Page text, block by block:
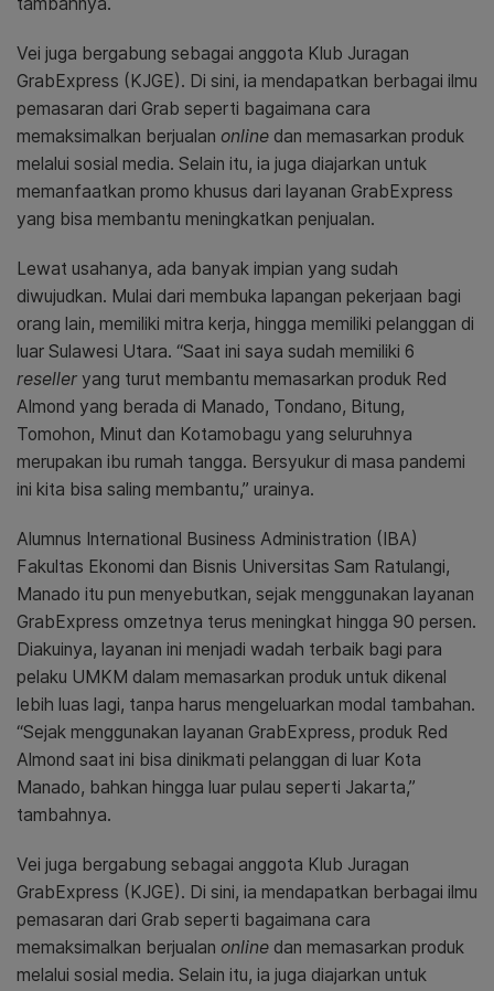
tambahnya.
Vei juga bergabung sebagai anggota Klub Juragan
GrabExpress (KJGE). Di sini, ia mendapatkan berbagai ilmu
pemasaran dari Grab seperti bagaimana cara
memaksimalkan berjualan online dan memasarkan produk
melalui sosial media. Selain itu, ia juga diajarkan untuk
memanfaatkan promo khusus dari layanan GrabExpress
yang bisa membantu meningkatkan penjualan.
Lewat usahanya, ada banyak impian yang sudah
diwujudkan. Mulai dari membuka lapangan pekerjaan bagi
orang lain, memiliki mitra kerja, hingga memiliki pelanggan di
luar Sulawesi Utara. “Saat ini saya sudah memiliki 6
reseller yang turut membantu memasarkan produk Red
Almond yang berada di Manado, Tondano, Bitung,
Tomohon, Minut dan Kotamobagu yang seluruhnya
merupakan ibu rumah tangga. Bersyukur di masa pandemi
ini kita bisa saling membantu,” urainya.
Alumnus International Business Administration (IBA)
Fakultas Ekonomi dan Bisnis Universitas Sam Ratulangi,
Manado itu pun menyebutkan, sejak menggunakan layanan
GrabExpress omzetnya terus meningkat hingga 90 persen.
Diakuinya, layanan ini menjadi wadah terbaik bagi para
pelaku UMKM dalam memasarkan produk untuk dikenal
lebih luas lagi, tanpa harus mengeluarkan modal tambahan.
“Sejak menggunakan layanan GrabExpress, produk Red
Almond saat ini bisa dinikmati pelanggan di luar Kota
Manado, bahkan hingga luar pulau seperti Jakarta,”
tambahnya.
Vei juga bergabung sebagai anggota Klub Juragan
GrabExpress (KJGE). Di sini, ia mendapatkan berbagai ilmu
pemasaran dari Grab seperti bagaimana cara
memaksimalkan berjualan online dan memasarkan produk
melalui sosial media. Selain itu, ia juga diajarkan untuk